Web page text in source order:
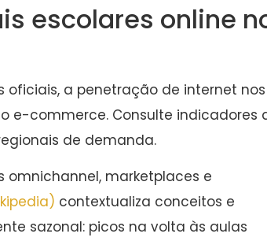
escolares online
oficiais, a penetração de internet nos
e-commerce. Consulte indicadores
de demanda.
omnichannel, marketplaces e
contextualiza conceitos e
sazonal: picos na volta às aulas